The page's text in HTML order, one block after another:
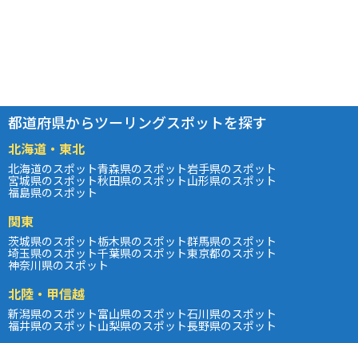
都道府県からツーリングスポットを探す
北海道・東北
北海道のスポット青森県のスポット岩手県のスポット
宮城県のスポット秋田県のスポット山形県のスポット
福島県のスポット
関東
茨城県のスポット栃木県のスポット群馬県のスポット
埼玉県のスポット千葉県のスポット東京都のスポット
神奈川県のスポット
北陸・甲信越
新潟県のスポット富山県のスポット石川県のスポット
福井県のスポット山梨県のスポット長野県のスポット